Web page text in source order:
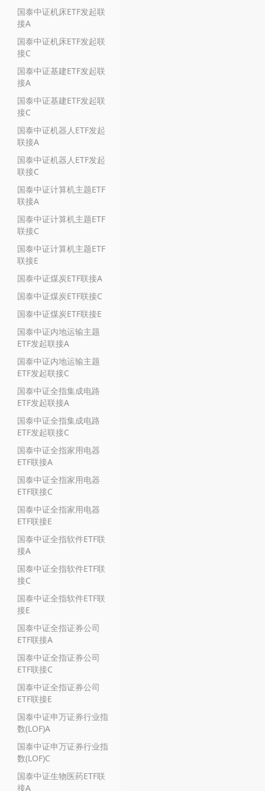
国泰中证机床ETF发起联
接A
国泰中证机床ETF发起联
接C
国泰中证基建ETF发起联
接A
国泰中证基建ETF发起联
接C
国泰中证机器人ETF发起
联接A
国泰中证机器人ETF发起
联接C
国泰中证计算机主题ETF
联接A
国泰中证计算机主题ETF
联接C
国泰中证计算机主题ETF
联接E
国泰中证煤炭ETF联接A
国泰中证煤炭ETF联接C
国泰中证煤炭ETF联接E
国泰中证内地运输主题
ETF发起联接A
国泰中证内地运输主题
ETF发起联接C
国泰中证全指集成电路
ETF发起联接A
国泰中证全指集成电路
ETF发起联接C
国泰中证全指家用电器
ETF联接A
国泰中证全指家用电器
ETF联接C
国泰中证全指家用电器
ETF联接E
国泰中证全指软件ETF联
接A
国泰中证全指软件ETF联
接C
国泰中证全指软件ETF联
接E
国泰中证全指证券公司
ETF联接A
国泰中证全指证券公司
ETF联接C
国泰中证全指证券公司
ETF联接E
国泰中证申万证券行业指
数(LOF)A
国泰中证申万证券行业指
数(LOF)C
国泰中证生物医药ETF联
接A